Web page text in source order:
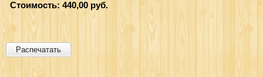
Стоимость: 440,00 руб.
Распечатать